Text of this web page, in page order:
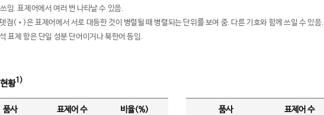
임. 표제어에서 여러 번 나타날 수 있음.
점(•)은 표제어에서 서로 대등한 것이 병렬될 때 병렬되는 단위를 보여 줌. 다른 기호와 함께 쓰일 수 있음.
표제 항은 단일 성분 단어이거나 북한어 등임.
황1)
품사 표제어 수 비율(%) 품사 표제어 수